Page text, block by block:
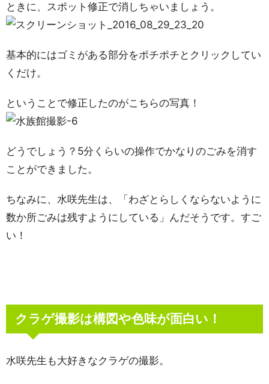
ときに、スポット修正で消しちゃいましょう。
基本的にはゴミがある部分をポチポチとクリックしてい
くだけ。
ということで修正したのがこちらの写真！
どうでしょう？5分くらいの操作でかなりのごみを消す
ことができました。
ちなみに、水咲先生は、「わざとらしくならないように
数か所ごみは残すようにしている」んだそうです。すご
い！
クラゲ撮影は構図や色味が面白い！
水咲先生も大好きなクラゲの撮影。